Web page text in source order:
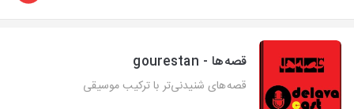
قصه‌ها - gourestan
قصه‌های شنیدنی‌تر با ترکیب موسیقی